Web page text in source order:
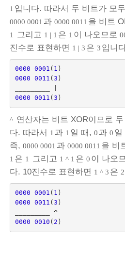
1 입니다. 따라서 두 비트가 모두
0000 0001 과 0000 0011 을 비트
1 그리고 1 | 1 은 1 이 나오므로
진수로 표현하면 1 | 3 은 3 입니
0000 0001 ( 1 )
0000 0011 ( 3 )
0000 0011 ( 3 )
^ 연산자는 비트 XOR이므로
다. 따라서 1 과 1 일 때, 0 과 0 일
즉, 0000 0001 과 0000 0011 을 비
1 은 1 그리고 1 ^ 1 은 0 이 나오
다. 10진수로 표현하면 1 ^ 3 은 2
0000 0001 ( 1 )
0000 0011 ( 3 )
^
0000 0010 ( 2 )